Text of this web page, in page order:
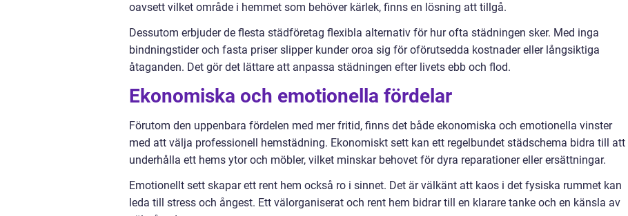
oavsett vilket område i hemmet som behöver kärlek, finns en lösning att tillgå.
Dessutom erbjuder de flesta städföretag flexibla alternativ för hur ofta städningen sker. Med inga
bindningstider och fasta priser slipper kunder oroa sig för oförutsedda kostnader eller långsiktiga
åtaganden. Det gör det lättare att anpassa städningen efter livets ebb och flod.
Ekonomiska och emotionella fördelar
Förutom den uppenbara fördelen med mer fritid, finns det både ekonomiska och emotionella vinster
med att välja professionell hemstädning. Ekonomiskt sett kan ett regelbundet städschema bidra till att
underhålla ett hems ytor och möbler, vilket minskar behovet för dyra reparationer eller ersättningar.
Emotionellt sett skapar ett rent hem också ro i sinnet. Det är välkänt att kaos i det fysiska rummet kan
leda till stress och ångest. Ett välorganiserat och rent hem bidrar till en klarare tanke och en känsla av